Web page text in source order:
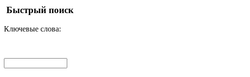
Быстрый поиск
Ключевые слова: